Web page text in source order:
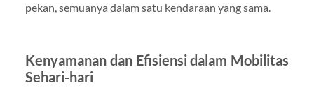
pekan, semuanya dalam satu kendaraan yang sama.
Kenyamanan dan Efisiensi dalam Mobilitas
Sehari-hari